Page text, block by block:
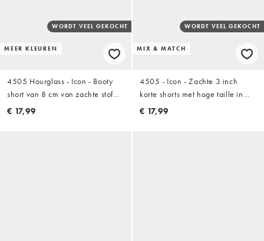
MEER KLEUREN
WORDT VEEL GEKOCHT
4505 Hourglass - Icon - Booty
short van 8 cm van zachte stof
met hoge taille in zwart
€ 17,99
MIX & MATCH
WORDT VEEL GEKOCHT
4505 - Icon - Zachte 3 inch
korte shorts met hoge taille in
zwart
€ 17,99